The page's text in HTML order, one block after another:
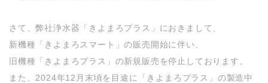
さて、弊社浄水器「きよまろプラス」におきまして、
新機種「きよまろスマート」の販売開始に伴い、
旧機種「きよまろプラス」の新規販売を停止しております。
また、2024年12月末頃を目途に「きよまろプラス」の製造中